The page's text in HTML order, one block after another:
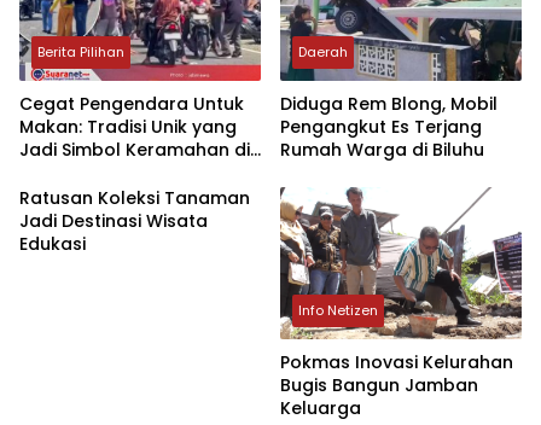
Berita Pilihan
‎Cegat Pengendara Untuk
Makan: Tradisi Unik yang
Jadi Simbol Keramahan di
Daerah
Diduga Rem Blong, Mobil
Pengangkut Es Terjang
Rumah Warga di Biluhu
Ratusan Koleksi Tanaman
Jadi Destinasi Wisata
Edukasi
Info Netizen
Pokmas Inovasi Kelurahan
Bugis Bangun Jamban
Keluarga